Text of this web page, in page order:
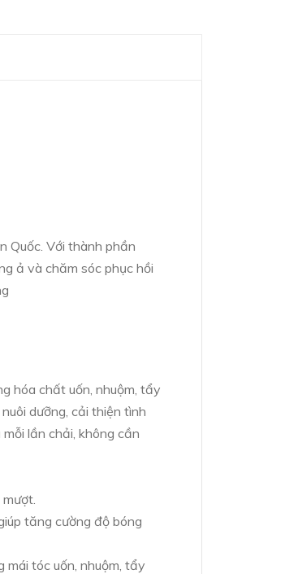
Quốc. Với thành phần
ả và chăm sóc phục hồi
hóa chất uốn, nhuộm, tẩy
dưỡng, cải thiện tình
lần chải, không cần
tăng cường độ bóng
tóc uốn, nhuộm, tẩy